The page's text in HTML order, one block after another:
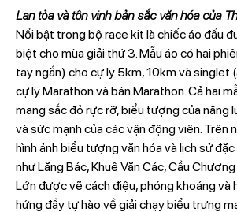
Lan tỏa và tôn vinh bản sắc văn hóa của
Nổi bật trong bộ race kit là chiếc áo đấu
biệt cho mùa giải thứ 3. Mẫu áo có hai
tay ngắn) cho cự ly 5km, 10km và singlet
cự ly Marathon và bán Marathon. Cả hai
mang sắc đỏ rực rỡ, biểu tượng của năng
và sức mạnh của các vận động viên. Trên
hình ảnh biểu tượng văn hóa và lịch sử
như Lăng Bác, Khuê Văn Các, Cầu
Lớn được vẽ cách điệu, phóng khoáng và
hứng đầy tự hào về giải chạy biểu trưng